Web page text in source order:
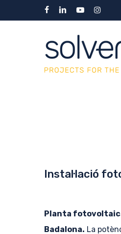
to
facebooklinkedinyoutubeinstagram
Instal·lació
Planta
Badalona. La